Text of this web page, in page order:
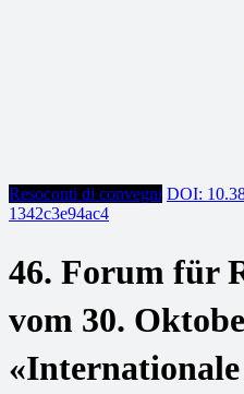
Resoconti di convegni DOI:
1342c3e94ac4
46. Forum für
vom 30.